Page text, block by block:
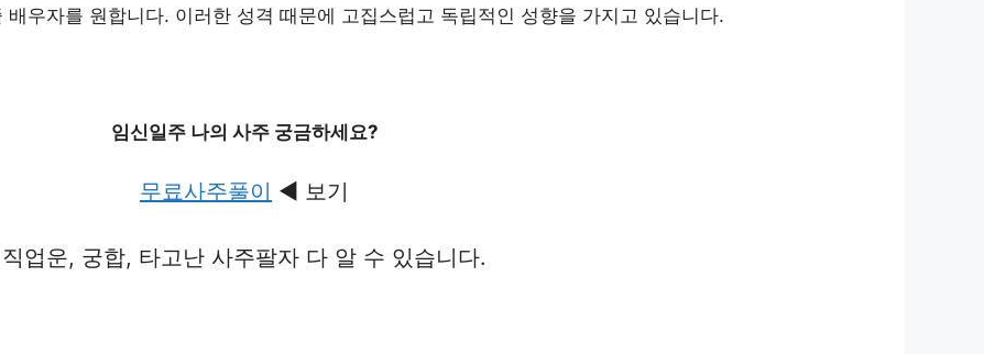
우자를 원합니다. 이러한 성격 때문에 고집스럽고 독립적인 성향을 가지고 있습니다.
임신일주 나의 사주 궁금하세요?
무료사주풀이 ◀ 보기
직업운, 궁합, 타고난 사주팔자 다 알 수 있습니다.